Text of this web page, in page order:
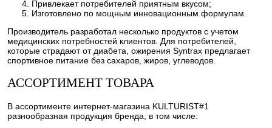
Привлекает потребителей приятным вкусом;
Изготовлено по мощным инновационным формулам.
Производитель разработал несколько продуктов с учетом
медицинских потребностей клиентов. Для потребителей,
которые страдают от диабета, ожирения Syntrax предлагает
спортивное питание без сахаров, жиров, углеводов.
АССОРТИМЕНТ ТОВАРА
В ассортименте интернет-магазина KULTURIST#1
разнообразная продукция бренда, в том числе: